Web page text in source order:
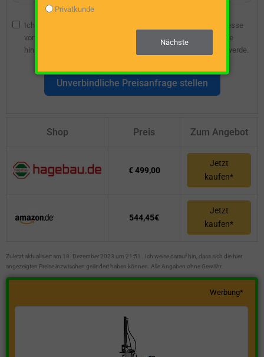
Ich bin damit einverstanden, dass die angegebene E-Mail-Adresse
vom Webseitenbetreiber gespeichert wird, damit ich über diese
hinsichtlich eines unverbindlichen Preisangebots kontaktiert werde.
Unverbindliche Preisanfrage stellen
Shop Preis Zum Angebot
€ 499,00
Jetzt
kaufen*
544,45€
Jetzt
kaufen*
Zuletzt aktualisiert am 18. Dezember 2023 um 21:51 . Ich weise darauf hin, dass sich die hier
angezeigten Preise inzwischen geändert haben können. Alle Angaben ohne Gewähr.
Werbung*
Privatkunde
Nächste